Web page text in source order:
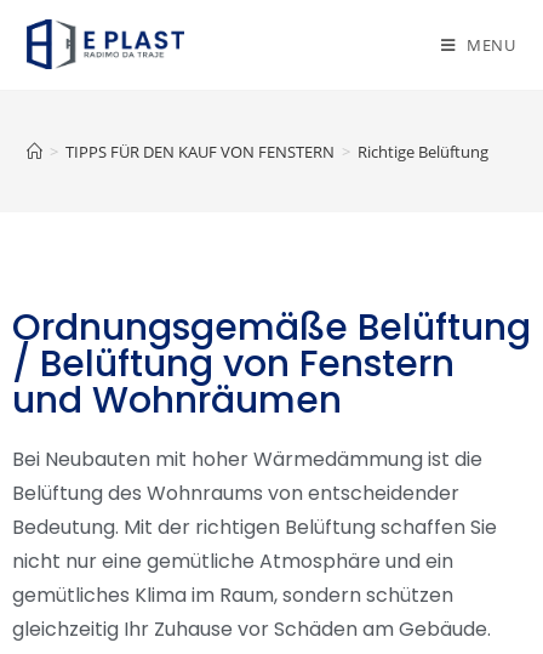
MENU
> TIPPS FÜR DEN KAUF VON FENSTERN > Richtige Belüftung
Ordnungsgemäße Belüftung
/ Belüftung von Fenstern
und Wohnräumen
Bei Neubauten mit hoher Wärmedämmung ist die
Belüftung des Wohnraums von entscheidender
Bedeutung. Mit der richtigen Belüftung schaffen Sie
nicht nur eine gemütliche Atmosphäre und ein
gemütliches Klima im Raum, sondern schützen
gleichzeitig Ihr Zuhause vor Schäden am Gebäude.